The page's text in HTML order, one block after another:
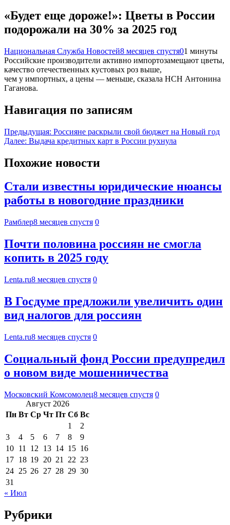
«Будет еще дороже!»: Цветы в России
подорожали на 30% за 2025 год
Национальная Служба Новостей8 месяцев спустя01 минуты
Российские производители активно импортозамещают цветы,
качество отечественных кустовых роз выше,
чем у импортных, а цены — меньше, сказала НСН Антонина
Гаганова.
Навигация по записям
Предыдущая: Россияне раскрыли свой бюджет на Новый год
Далее: Выдача кредитных карт в России рухнула
Похожие новости
Стали известны юридические нюансы
работы в новогодние праздники
Рамблер8 месяцев спустя 0
Почти половина россиян не смогла
копить в 2025 году
Lenta.ru8 месяцев спустя 0
В Госдуме предложили увеличить один
вид налогов для россиян
Lenta.ru8 месяцев спустя 0
Социальный фонд России предупредил
о новом виде мошенничества
Московский Комсомолец8 месяцев спустя 0
Август 2026
Пн Вт Ср Чт Пт Сб Вс
1
2
3
4 5 6 7 8
9
10 11 12 13 14 15 16
17 18 19 20 21 22 23
24 25 26 27 28 29 30
31
« Июл
Рубрики